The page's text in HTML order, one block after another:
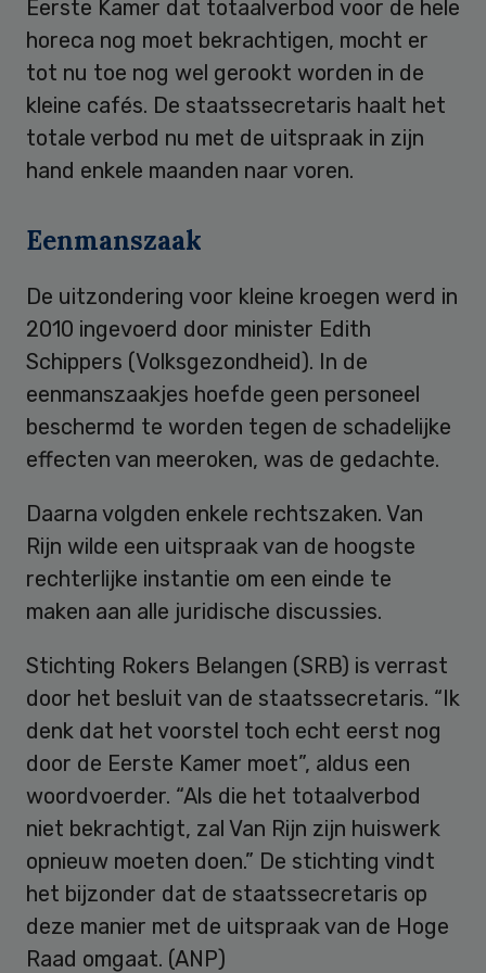
Eerste Kamer dat totaalverbod voor de hele
horeca nog moet bekrachtigen, mocht er
tot nu toe nog wel gerookt worden in de
kleine cafés. De staatssecretaris haalt het
totale verbod nu met de uitspraak in zijn
hand enkele maanden naar voren.
Eenmanszaak
De uitzondering voor kleine kroegen werd in
2010 ingevoerd door minister Edith
Schippers (Volksgezondheid). In de
eenmanszaakjes hoefde geen personeel
beschermd te worden tegen de schadelijke
effecten van meeroken, was de gedachte.
Daarna volgden enkele rechtszaken. Van
Rijn wilde een uitspraak van de hoogste
rechterlijke instantie om een einde te
maken aan alle juridische discussies.
Stichting Rokers Belangen (SRB) is verrast
door het besluit van de staatssecretaris. “Ik
denk dat het voorstel toch echt eerst nog
door de Eerste Kamer moet”, aldus een
woordvoerder. “Als die het totaalverbod
niet bekrachtigt, zal Van Rijn zijn huiswerk
opnieuw moeten doen.” De stichting vindt
het bijzonder dat de staatssecretaris op
deze manier met de uitspraak van de Hoge
Raad omgaat. (ANP)